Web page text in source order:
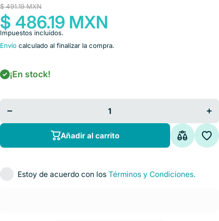
$ 491.19 MXN
$ 486.19 MXN
Impuestos incluidos.
Envío calculado al finalizar la compra.
¡En stock!
360 20.3 cm
DYN-
Añadir al carrito
Estoy de acuerdo con los Términos y Condiciones.